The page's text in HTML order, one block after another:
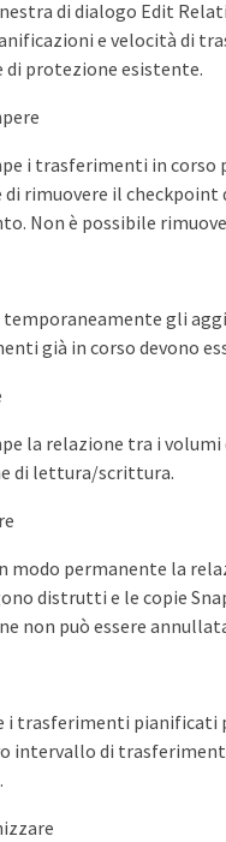
di dialogo Edit
e velocità di
di protezione esistente.
i trasferimenti in corso
di rimuovere il
Non è possibile
gli
già in corso devono
la relazione tra i volumi
di lettura/scrittura.
modo permanente la
distrutti e le copie
non può essere
i trasferimenti pianificati
intervallo di